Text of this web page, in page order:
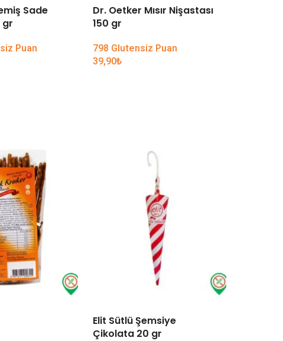
Sade
gr
Puan
Dr. Oetker Mısır Nişastası
150 gr
798 Glutensiz Puan
39,90₺
Elit Sütlü Şemsiye
Çikolata 20 gr